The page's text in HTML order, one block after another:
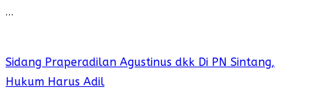
…
Sidang Praperadilan Agustinus dkk Di PN Sintang,
Hukum Harus Adil